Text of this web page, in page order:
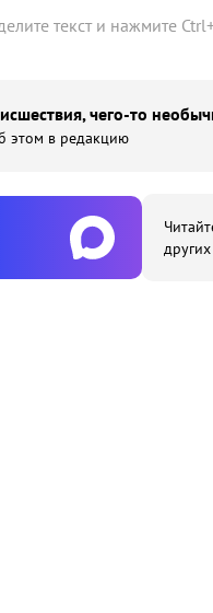
текст и нажмите Ctrl
чего-то
этом в редакцию